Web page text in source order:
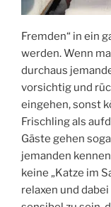
Fremden“ in ein
werden. Wenn
durchaus
vorsichtig und
eingehen, sonst
Frischling als
Gäste gehen
jemanden
keine „Katze im
relaxen und